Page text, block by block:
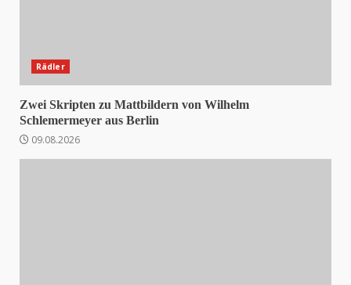
Rädler
Zwei Skripten zu Mattbildern von Wilhelm
Schlemermeyer aus Berlin
09.08.2026